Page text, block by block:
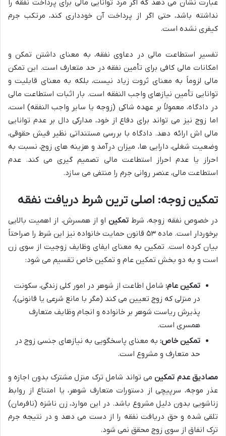
عبارت نشان می دهد که اگر مرد توانایی مالی برای پرداخت نفقه را
نداشته باشد، حتی اگر از پرداخت آن خودداری کند، مرتکب جرم
کیفری نشده است.
تفسیر استطاعت مالی در دعاوی نفقه، به معنای داشتن تمکن و
امکانات مالی کافی برای تأمین نفقه در حد متعارف است. این تمکن
مالی لزوماً به معنای ثروت زیاد نیست، بلکه به معنای قابلیت و
توانایی تأمین نیازهای واجب النفقه است. بار اثبات استطاعت مالی
در دادگاه، معمولاً بر عهده شاکی (زوجه یا سایر واجب النفقه) است،
اما زوج نیز می تواند برای دفاع از خود، مدارکی دال بر عدم توانایی
مالی اش ارائه دهد. دادگاه با بررسی مستنداتی نظیر فیش حقوقی،
وضعیت شغلی، دارایی ها، میزان درآمد و هزینه های زوج، نسبت به
احراز یا عدم احراز استطاعت مالی تصمیم گیری می کند. عدم
استطاعت مالی، عنصر روانی جرم را منتفی می سازد.
تمکین زوجه: اصلی ترین شرط دریافت نفقه
در خصوص نفقه زوجه، شرط تمکیناو از همسرش، از اهمیت بالایی
برخوردار است. ماده ۵۳ قانون حمایت خانواده نیز این شرط را صراحتاً
بیان کرده است. تمکین به معنای ایفای وظایف زوجیت از سوی زن
است و به دو بخش تمکین عام و تمکین خاص تقسیم می شود:
تمکین عام: شامل اطاعت از شوهر در امور کلی زندگی، سکونت
در منزلی که زوج تعیین می کند (مگر با مانع شرعی یا قانونی)،
پذیرش ریاست شوهر بر خانواده و انجام وظایف متعارف
همسری است.
تمکین خاص: به معنای پاسخگویی به نیازهای جنسی زوج در
حد متعارف و مشروع است.
مصادیق عدم تمکینمی تواند شامل ترک منزل مشترک بدون اجازه و
عذر موجه، سرپیچی از دستورات متعارف شوهر، یا امتناع از روابط
زناشویی بدون دلیل مشروع باشد. در این موارد، زن ناشزه (نافرمان)
تلقی شده و حق دریافت نفقه را از دست می دهد و در نتیجه جرم
ترک انفاق از سوی زوج محقق نمی شود.